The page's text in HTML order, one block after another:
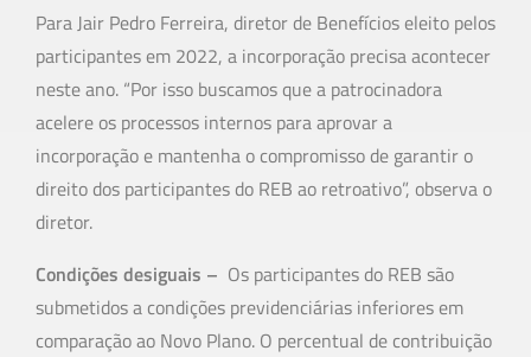
Para Jair Pedro Ferreira, diretor de Benefícios eleito pelos
participantes em 2022, a incorporação precisa acontecer
neste ano. “Por isso buscamos que a patrocinadora
acelere os processos internos para aprovar a
incorporação e mantenha o compromisso de garantir o
direito dos participantes do REB ao retroativo”, observa o
diretor.
Condições desiguais – Os participantes do REB são
submetidos a condições previdenciárias inferiores em
comparação ao Novo Plano. O percentual de contribuição